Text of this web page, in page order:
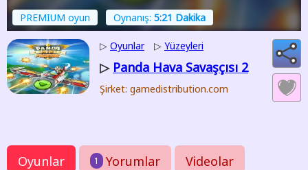
PREMIUM oyun Oynanış: 5:21 Dakika
▷ Oyunlar ▷ Yüzeyleri
▷ Panda Hava Savaşçısı 2
Şirket: gamedistribution.com
Oyunlar 1 Yorumlar Videolar